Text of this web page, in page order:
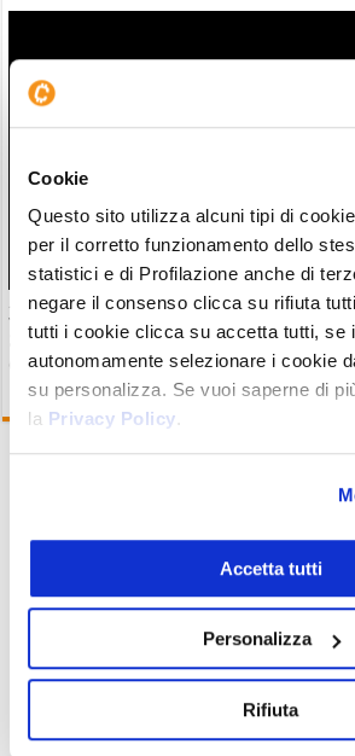
Cookie
Questo sito utilizza alcuni tipi di
per il corretto funzionamento dello
statistici e di Profilazione anche di
negare il consenso clicca su rifiuta
tutti i cookie clicca su accetta tutti, se
autonomamente selezionare i cookie
su personalizza. Se vuoi saperne di
la Privacy Policy.
Accetta tutti
Personalizza
Rifiuta
30 milioni in crypto rubate con attacchi
guida classifica della vergogna
06/08/26 18:17
Più votati